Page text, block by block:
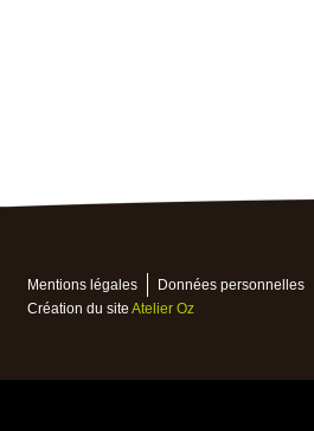
Mentions légales Données personnelles
Création du site Atelier Oz